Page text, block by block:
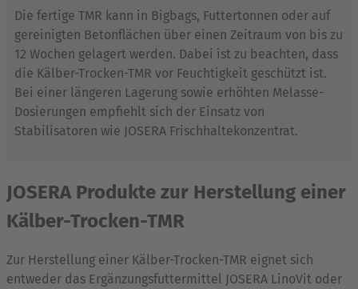
Die fertige TMR kann in Bigbags, Futtertonnen oder auf
gereinigten Betonflächen über einen Zeitraum von bis zu
12 Wochen gelagert werden. Dabei ist zu beachten, dass
die Kälber-Trocken-TMR vor Feuchtigkeit geschützt ist.
Bei einer längeren Lagerung sowie erhöhten Melasse-
Dosierungen empfiehlt sich der Einsatz von
Stabilisatoren wie JOSERA Frischhaltekonzentrat.
JOSERA Produkte zur Herstellung einer
Kälber-Trocken-TMR
Zur Herstellung einer Kälber-Trocken-TMR eignet sich
entweder das Ergänzungsfuttermittel JOSERA LinoVit oder